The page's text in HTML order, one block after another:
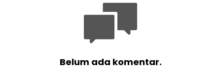
Belum ada komentar.